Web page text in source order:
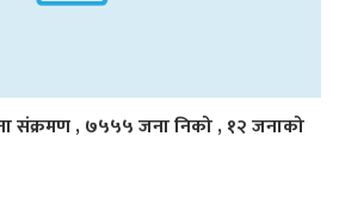
संक्रमण , ७५५५ जना निको , १२ जनाको